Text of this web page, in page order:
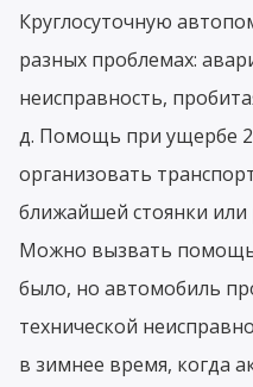
Круглосуточную
разных проблемах:
неисправность,
д. Помощь при ущербе
организовать
ближайшей стоянки
Можно вызвать помощь
было, но автомобиль
технической
в зимнее время, когда